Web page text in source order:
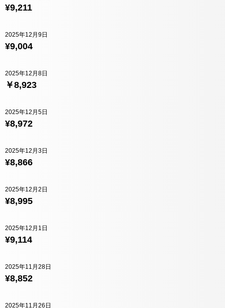
¥9,211
¥9,004
2025年12月9日
￥8,923
2025年12月8日
¥8,972
2025年12月5日
¥8,866
2025年12月3日
¥8,995
2025年12月2日
¥9,114
2025年12月1日
¥8,852
2025年11月28日
2025年11月26日